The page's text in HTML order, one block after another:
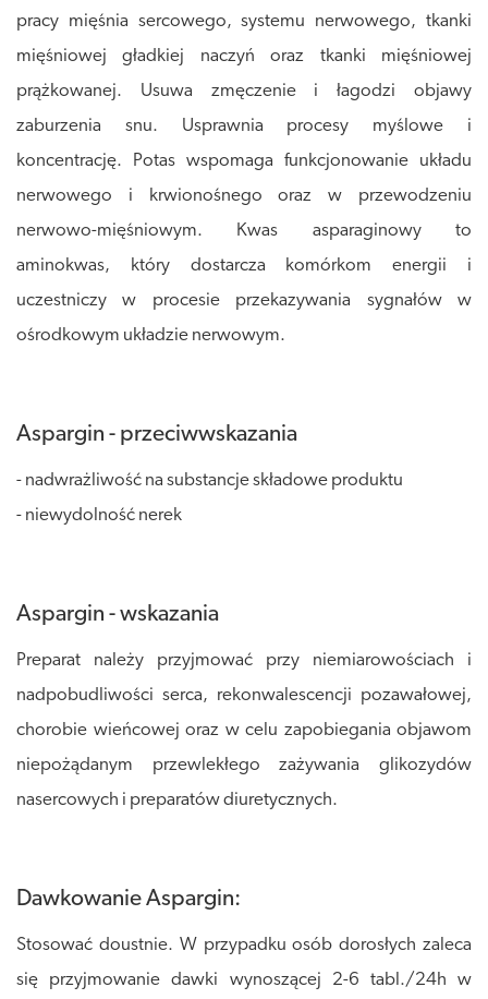
pracy mięśnia sercowego, systemu nerwowego, tkanki
mięśniowej gładkiej naczyń oraz tkanki mięśniowej
prążkowanej. Usuwa zmęczenie i łagodzi objawy
zaburzenia snu. Usprawnia procesy myślowe i
koncentrację. Potas wspomaga funkcjonowanie układu
nerwowego i krwionośnego oraz w przewodzeniu
nerwowo-mięśniowym. Kwas asparaginowy to
aminokwas, który dostarcza komórkom energii i
uczestniczy w procesie przekazywania sygnałów w
ośrodkowym układzie nerwowym.
Aspargin - przeciwwskazania
- nadwrażliwość na substancje składowe produktu
- niewydolność nerek
Aspargin - wskazania
Preparat należy przyjmować przy niemiarowościach i
nadpobudliwości serca, rekonwalescencji pozawałowej,
chorobie wieńcowej oraz w celu zapobiegania objawom
niepożądanym przewlekłego zażywania glikozydów
nasercowych i preparatów diuretycznych.
Dawkowanie Aspargin:
Stosować doustnie. W przypadku osób dorosłych zaleca
się przyjmowanie dawki wynoszącej 2-6 tabl./24h w